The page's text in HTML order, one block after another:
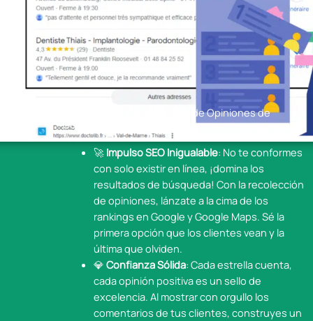
Ventajas de la Recolección de Opiniones de
Google
🚀 Impulso SEO Inigualable: No te conformes
con solo existir en línea, ¡domina los
resultados de búsqueda! Con la recolección
de opiniones, lánzate a la cima de los
rankings en Google y Google Maps. Sé la
primera opción que los clientes vean y la
última que olviden.
💎 Confianza Sólida: Cada estrella cuenta,
cada opinión positiva es un sello de
excelencia. Al mostrar con orgullo los
comentarios de tus clientes, construyes un